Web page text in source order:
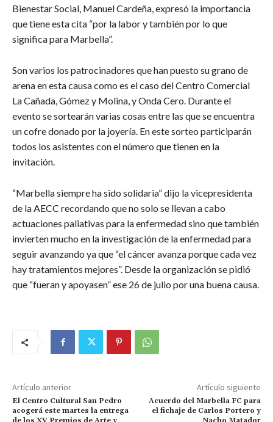
Bienestar Social, Manuel Cardeña, expresó la importancia
que tiene esta cita “por la labor y también por lo que
significa para Marbella”.
Son varios los patrocinadores que han puesto su grano de
arena en esta causa como es el caso del Centro Comercial
La Cañada, Gómez y Molina, y Onda Cero. Durante el
evento se sortearán varias cosas entre las que se encuentra
un cofre donado por la joyería. En este sorteo participarán
todos los asistentes con el número que tienen en la
invitación.
“Marbella siempre ha sido solidaria” dijo la vicepresidenta
de la AECC recordando que no solo se llevan a cabo
actuaciones paliativas para la enfermedad sino que también
invierten mucho en la investigación de la enfermedad para
seguir avanzando ya que “el cáncer avanza porque cada vez
hay tratamientos mejores”. Desde la organización se pidió
que “fueran y apoyasen” ese 26 de julio por una buena causa.
Artículo anterior
El Centro Cultural San Pedro
acogerá este martes la entrega
Artículo siguiente
Acuerdo del Marbella FC para
el fichaje de Carlos Portero y